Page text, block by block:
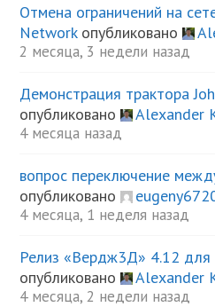
Отмена ограничений на
Networkопубликовано
2 месяца, 3 недели назад
Демонстрация трактора
опубликовано
Alexander
4 месяца назад
вопрос переключение
опубликовано
4 месяца, 1 неделя назад
Релиз «Вердж3Д» 4.12
опубликовано
Alexander
4 месяца, 2 недели назад